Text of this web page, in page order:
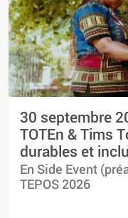
30 septembre
TOTEn & Tims
durables et
En Side Event
TEPOS 2026